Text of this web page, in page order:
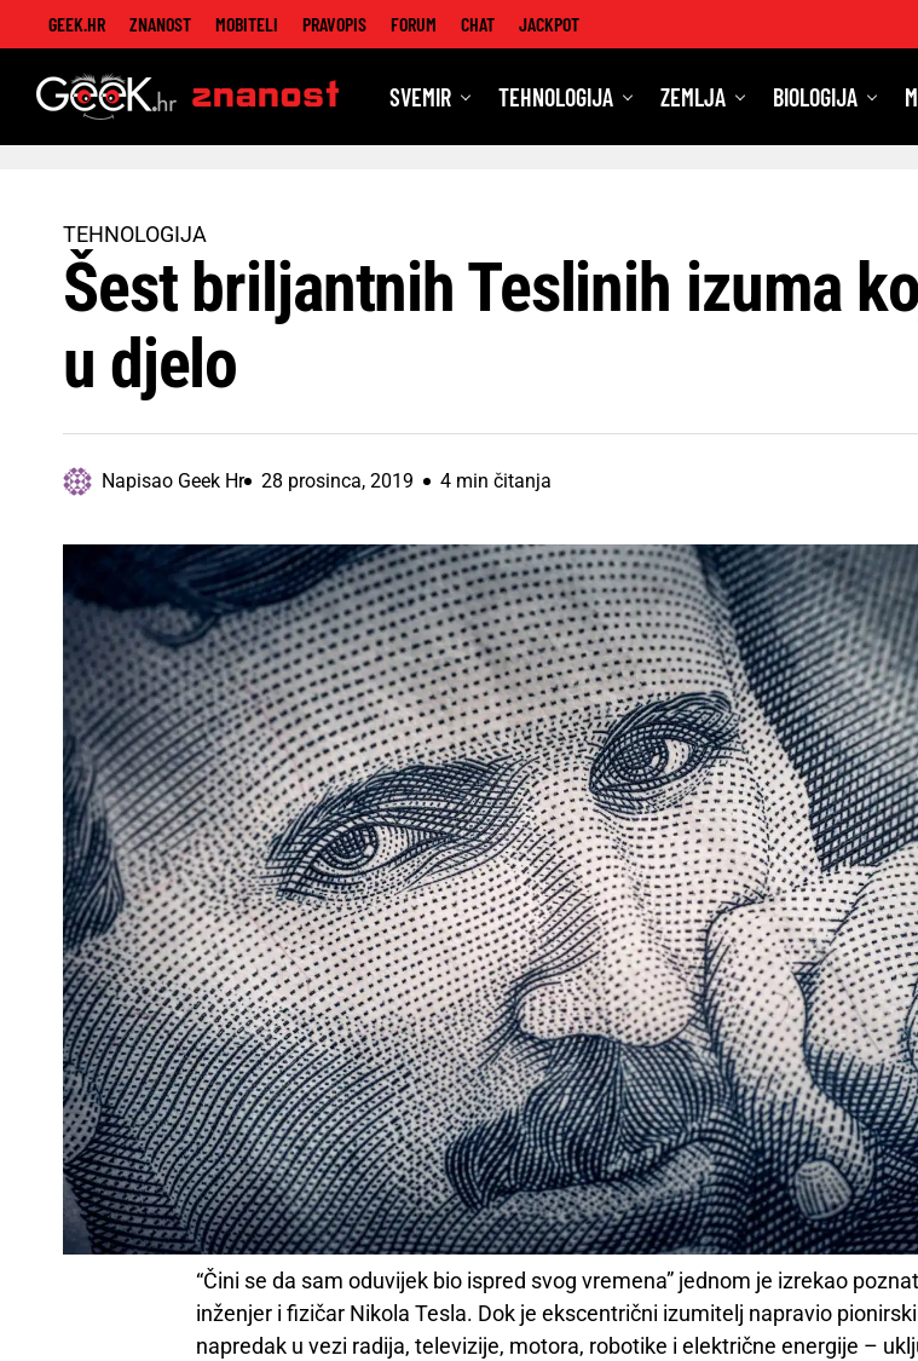
GEEK.HR ZNANOST MOBITELI PRAVOPIS FORUM CHAT JACKPOT
Znanost
SVEMIR TEHNOLOGIJA ZEMLJA BIOLOGIJA
TEHNOLOGIJA
Šest briljantnih Teslinih izuma
u djelo
Napisao Geek Hr 28 prosinca, 2019 4 min čitanja
“Čini se da sam oduvijek bio ispred svog vremena” jednom je izrekao
inženjer i fizičar Nikola Tesla. Dok je ekscentrični izumitelj napravio pionirski
napredak u vezi radija, televizije, motora, robotike i električne energije –